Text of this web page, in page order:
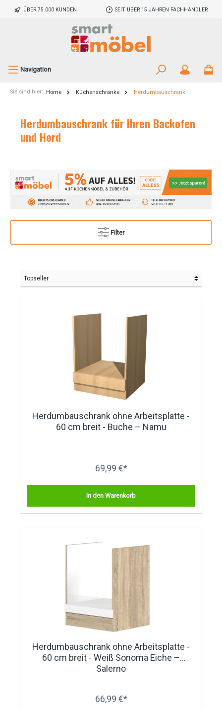
ÜBER 75.000 KUNDEN SEIT ÜBER 15 JAHREN FACHHÄNDLER
Navigation
Sie sind hier: Home Küchenschränke Herdumbauschrank
Herdumbauschrank für Ihren Backofen
und Herd
Filter
Herdumbauschrank ohne Arbeitsplatte -
60 cm breit - Buche – Namu
69,99 €*
In den Warenkorb
Herdumbauschrank ohne Arbeitsplatte -
60 cm breit - Weiß Sonoma Eiche –
Salerno
66,99 €*